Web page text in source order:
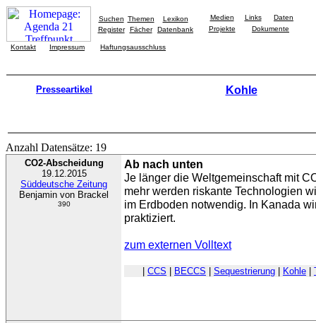
Suchen Themen
Lexikon
Register
Fächer Datenbank
Medien Links
Daten
Projekte
Dokumente
Kontakt Impressum Haftungsausschluss
Presseartikel Kohle
Anzahl Datensätze: 19
CO2-Abscheidung
19.12.2015
Süddeutsche Zeitung
Benjamin von Brackel
390
Ab nach unten
Je länger die Weltgemeinschaft mit
mehr werden riskante Technologien
im Erdboden notwendig. In Kanada
praktiziert.
zum externen Volltext
CCS BECCS Sequestrierung Kohle